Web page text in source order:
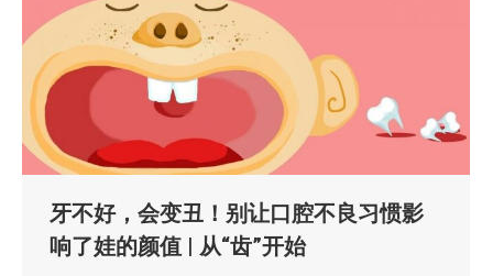
牙不好，会变丑！别让口腔不良习惯影
响了娃的颜值 | 从“齿”开始